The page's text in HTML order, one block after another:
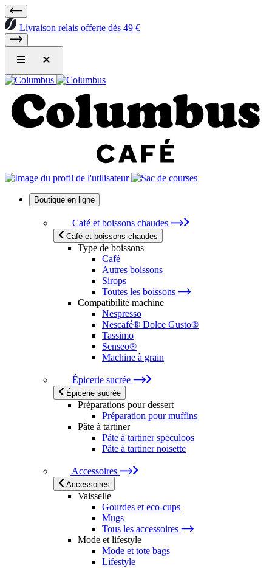
Livraison relais offerte dès 49 €
Boutique en ligne
Café et boissons chaudes
Café et boissons chaudes
Type de boissons
Café
Autres boissons
Sirops
Toutes les boissons
Compatibilité machine
Nespresso
Nescafé® Dolce Gusto®
Tassimo
Senseo®
Machine à grain
Épicerie sucrée
Épicerie sucrée
Préparations pour dessert
Préparation pour muffins
Pâte à tartiner
Pâte à tartiner speculoos
Pâte à tartiner noisette
Accessoires
Accessoires
Vaisselle
Gourdes et eco-cups
Mugs
Tous les accessoires
Mode et lifestyle
Mode et tote bags
Lifestyle